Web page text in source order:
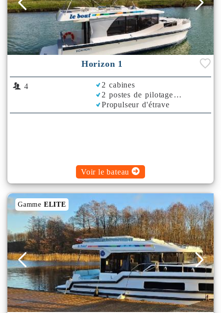
Horizon 1
4
2 cabines
2 postes de pilotage
Propulseur d'étrave
Rafraichisseur d'Air
Voir le bateau
Gamme ELITE